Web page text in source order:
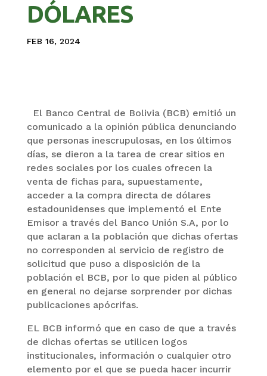
DÓLARES
FEB 16, 2024
El Banco Central de Bolivia (BCB) emitió un
comunicado a la opinión pública denunciando
que personas inescrupulosas, en los últimos
días, se dieron a la tarea de crear sitios en
redes sociales por los cuales ofrecen la
venta de fichas para, supuestamente,
acceder a la compra directa de dólares
estadounidenses que implementó el Ente
Emisor a través del Banco Unión S.A, por lo
que aclaran a la población que dichas ofertas
no corresponden al servicio de registro de
solicitud que puso a disposición de la
población el BCB, por lo que piden al público
en general no dejarse sorprender por dichas
publicaciones apócrifas.
EL BCB informó que en caso de que a través
de dichas ofertas se utilicen logos
institucionales, información o cualquier otro
elemento por el que se pueda hacer incurrir